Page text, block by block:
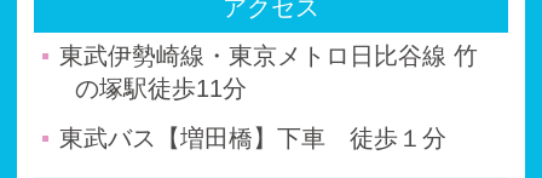
アクセス
東武伊勢崎線・東京メトロ日比谷線 竹
の塚駅徒歩11分
東武バス【増田橋】下車 徒歩１分